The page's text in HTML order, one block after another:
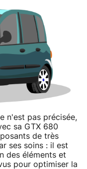
n'est pas précisée,
sa GTX 680
de très
ses soins : il est
des éléments et
pour optimiser la